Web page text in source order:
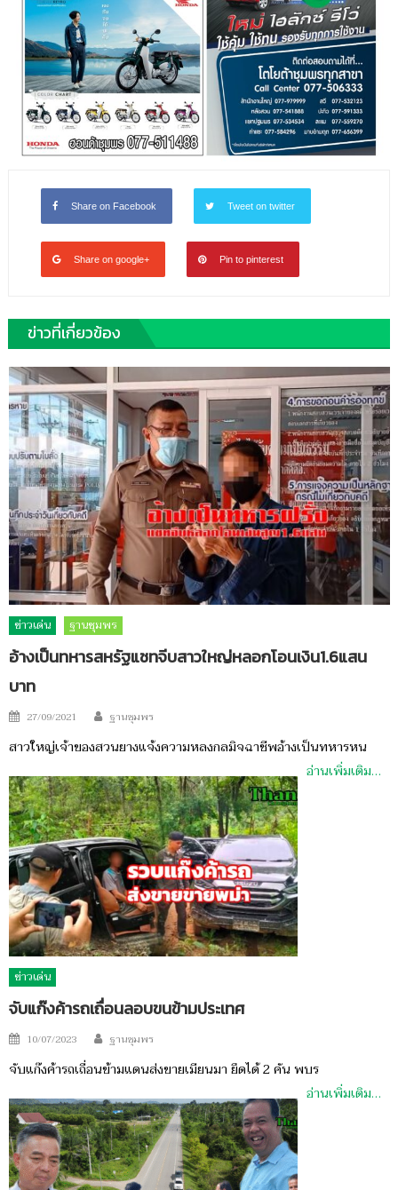
Share on Facebook Tweet on twitter
Share on google+ Pin to pinterest
ข่าวที่เกี่ยวข้อง
ข่าวเด่น ฐานชุมพร
อ้างเป็นทหารสหรัฐแชทจีบสาวใหญ่หลอกโอนเงิน1.6แสน
บาท
Posted
27/09/2021 Author
ฐานชุมพร
สาวใหญ่เจ้าของสวนยางแจ้งความหลงกลมิจฉาชีพอ้างเป็นทหารหน
อ่านเพิ่มเติม…
ข่าวเด่น
จับแก๊งค้ารถเถื่อนลอบขนข้ามประเทศ
Posted
10/07/2023 Author
ฐานชุมพร
จับแก๊งค้ารถเถื่อนข้ามแดนส่งขายเมียนมา ยึดได้ 2 คัน พบร
อ่านเพิ่มเติม…